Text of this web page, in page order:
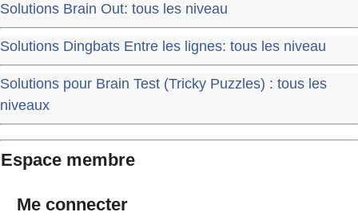
Solutions Brain Out: tous les niveau
Solutions Dingbats Entre les lignes: tous les niveau
Solutions pour Brain Test (Tricky Puzzles) : tous les
niveaux
Espace membre
Me connecter